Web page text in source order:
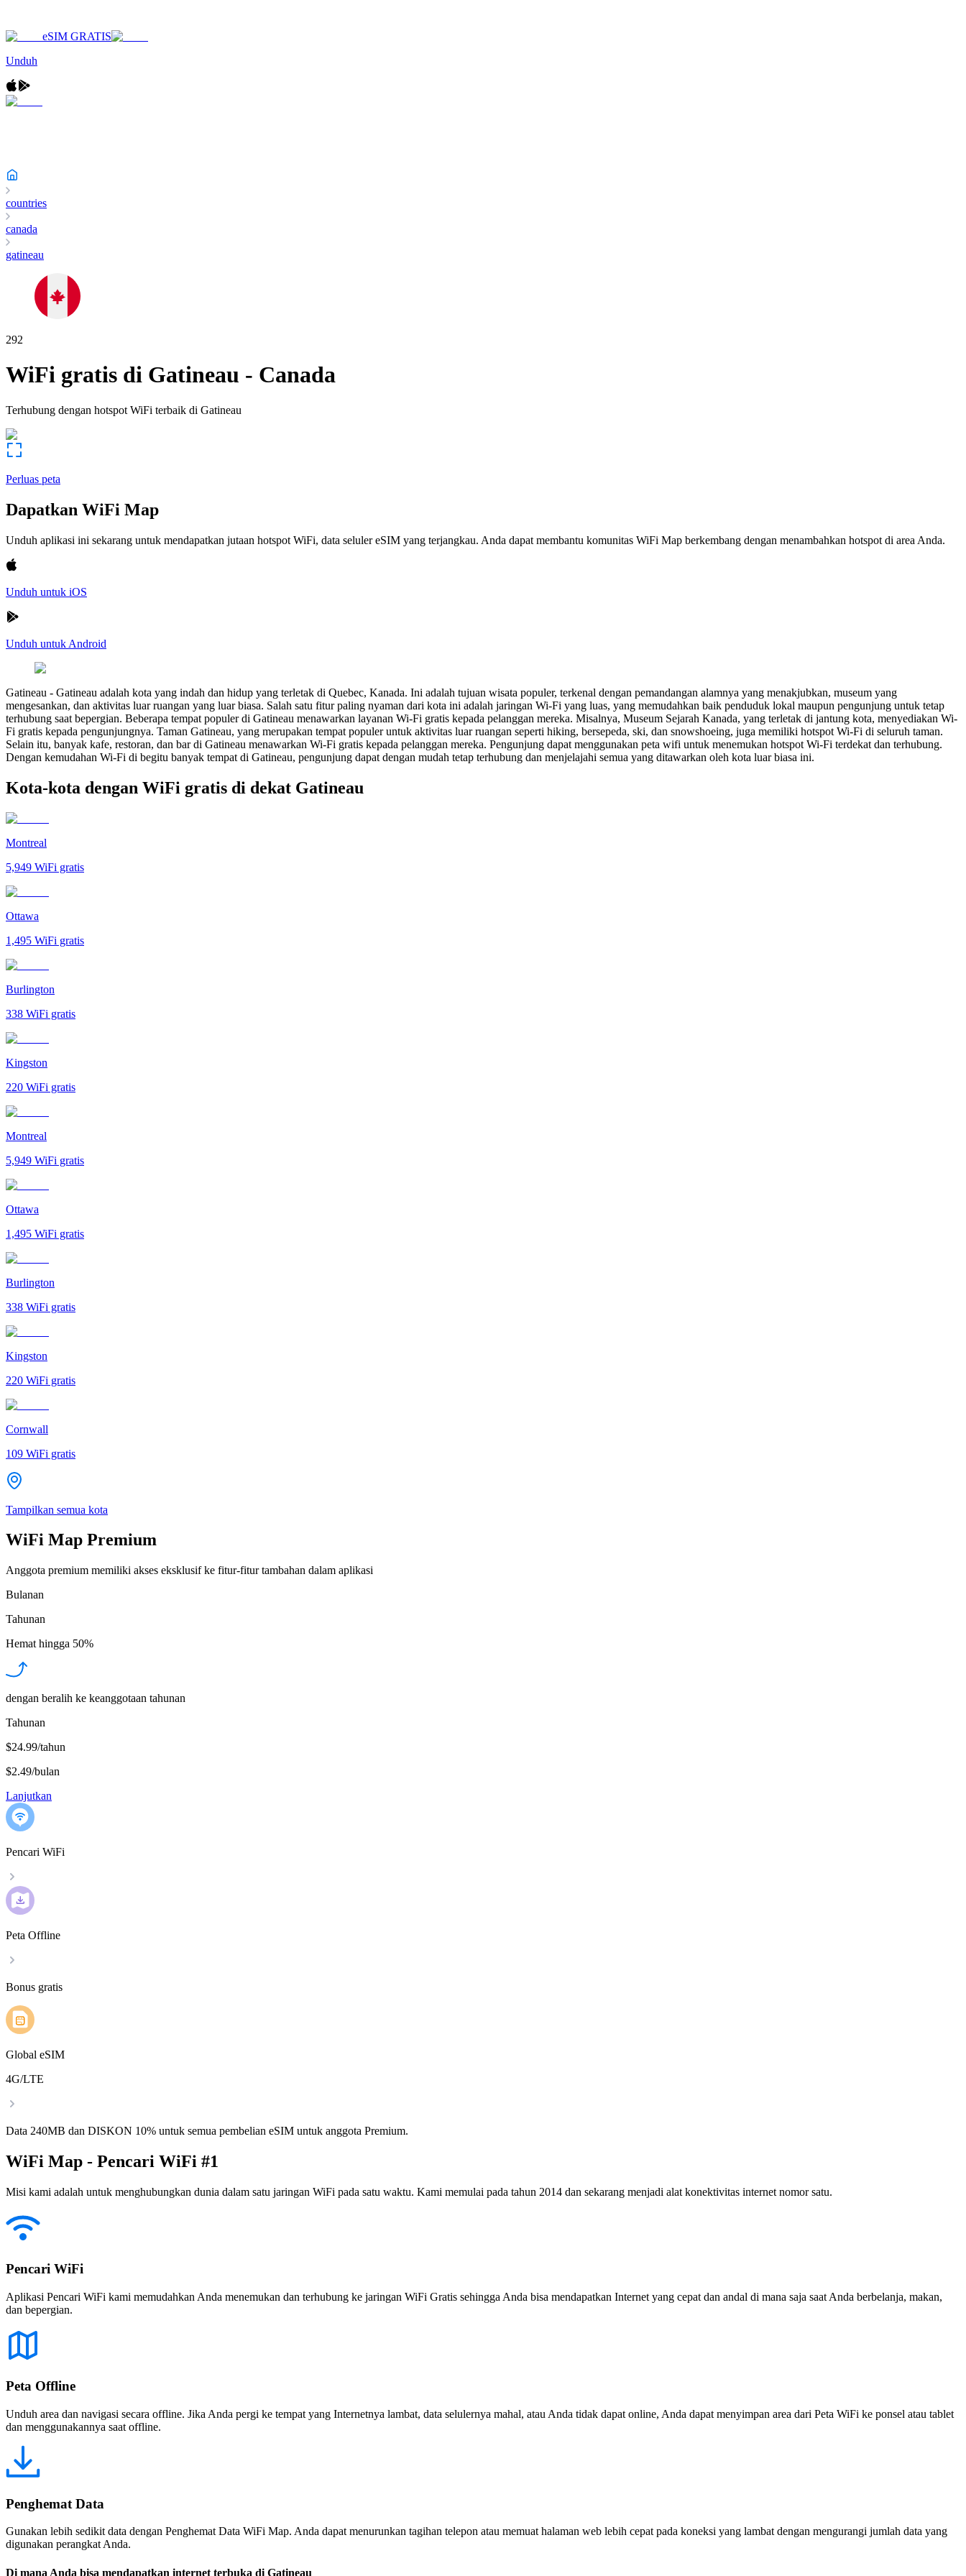
eSIM GRATIS
Unduh
countries
canada
gatineau
292
WiFi gratis di Gatineau - Canada
Terhubung dengan hotspot WiFi terbaik di Gatineau
Perluas peta
Dapatkan WiFi Map
Unduh aplikasi ini sekarang untuk mendapatkan jutaan hotspot WiFi, data seluler eSIM yang terjangkau. Anda dapat membantu komunitas WiFi Map berkembang dengan menambahkan hotspot di area Anda.
Unduh untuk iOS
Unduh untuk Android
Gatineau - Gatineau adalah kota yang indah dan hidup yang terletak di Quebec, Kanada. Ini adalah tujuan wisata populer, terkenal dengan pemandangan alamnya yang menakjubkan, museum yang
mengesankan, dan aktivitas luar ruangan yang luar biasa. Salah satu fitur paling nyaman dari kota ini adalah jaringan Wi-Fi yang luas, yang memudahkan baik penduduk lokal maupun pengunjung untuk tetap
terhubung saat bepergian. Beberapa tempat populer di Gatineau menawarkan layanan Wi-Fi gratis kepada pelanggan mereka. Misalnya, Museum Sejarah Kanada, yang terletak di jantung kota, menyediakan Wi-
Fi gratis kepada pengunjungnya. Taman Gatineau, yang merupakan tempat populer untuk aktivitas luar ruangan seperti hiking, bersepeda, ski, dan snowshoeing, juga memiliki hotspot Wi-Fi di seluruh taman.
Selain itu, banyak kafe, restoran, dan bar di Gatineau menawarkan Wi-Fi gratis kepada pelanggan mereka. Pengunjung dapat menggunakan peta wifi untuk menemukan hotspot Wi-Fi terdekat dan terhubung.
Dengan kemudahan Wi-Fi di begitu banyak tempat di Gatineau, pengunjung dapat dengan mudah tetap terhubung dan menjelajahi semua yang ditawarkan oleh kota luar biasa ini.
Kota-kota dengan WiFi gratis di dekat Gatineau
Montreal
5,949 WiFi gratis
Ottawa
1,495 WiFi gratis
Burlington
338 WiFi gratis
Kingston
220 WiFi gratis
Montreal
5,949 WiFi gratis
Ottawa
1,495 WiFi gratis
Burlington
338 WiFi gratis
Kingston
220 WiFi gratis
Cornwall
109 WiFi gratis
Tampilkan semua kota
WiFi Map Premium
Anggota premium memiliki akses eksklusif ke fitur-fitur tambahan dalam aplikasi
Bulanan
Tahunan
Hemat hingga 50%
dengan beralih ke keanggotaan tahunan
Tahunan
$24.99/tahun
$2.49/bulan
Lanjutkan
Pencari WiFi
Peta Offline
Bonus gratis
Global eSIM
4G/LTE
Data 240MB dan DISKON 10% untuk semua pembelian eSIM untuk anggota Premium.
WiFi Map - Pencari WiFi #1
Misi kami adalah untuk menghubungkan dunia dalam satu jaringan WiFi pada satu waktu. Kami memulai pada tahun 2014 dan sekarang menjadi alat konektivitas internet nomor satu.
Pencari WiFi
Aplikasi Pencari WiFi kami memudahkan Anda menemukan dan terhubung ke jaringan WiFi Gratis sehingga Anda bisa mendapatkan Internet yang cepat dan andal di mana saja saat Anda berbelanja, makan,
dan bepergian.
Peta Offline
Unduh area dan navigasi secara offline. Jika Anda pergi ke tempat yang Internetnya lambat, data selulernya mahal, atau Anda tidak dapat online, Anda dapat menyimpan area dari Peta WiFi ke ponsel atau tablet
dan menggunakannya saat offline.
Penghemat Data
Gunakan lebih sedikit data dengan Penghemat Data WiFi Map. Anda dapat menurunkan tagihan telepon atau memuat halaman web lebih cepat pada koneksi yang lambat dengan mengurangi jumlah data yang
digunakan perangkat Anda.
Di mana Anda bisa mendapatkan internet terbuka di Gatineau